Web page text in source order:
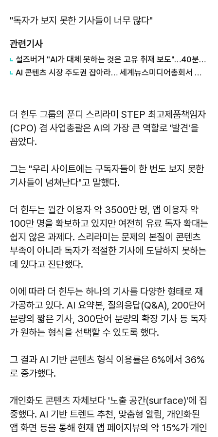
"독자가 보지 못한 기사들이 너무 많다"
관련기사
설즈버거 "AI가 대체 못하는 것은 고유 취재 보도"…40분간 언론의 존재 이유 역설
AI 콘텐츠 시장 주도권 잡아라… 세계뉴스미디어총회서 언론사 생존 전략 모색
더 힌두 그룹의 푼디 스리라미 STEP 최고제품책임자
(CPO) 겸 사업총괄은 AI의 가장 큰 역할로 '발견'을
꼽았다.
그는 "우리 사이트에는 구독자들이 한 번도 보지 못한
기사들이 넘쳐난다"고 말했다.
더 힌두는 월간 이용자 약 3500만 명, 앱 이용자 약
100만 명을 확보하고 있지만 여전히 유료 독자 확대는
쉽지 않은 과제다. 스리라미는 문제의 본질이 콘텐츠
부족이 아니라 독자가 적절한 기사에 도달하지 못하는
데 있다고 진단했다.
이에 따라 더 힌두는 하나의 기사를 다양한 형태로 재
가공하고 있다. AI 요약본, 질의응답(Q&A), 200단어
분량의 짧은 기사, 300단어 분량의 확장 기사 등 독자
가 원하는 형식을 선택할 수 있도록 했다.
그 결과 AI 기반 콘텐츠 형식 이용률은 6%에서 36%
로 증가했다.
개인화도 콘텐츠 자체보다 '노출 공간(surface)'에 집
중했다. AI 기반 트렌드 추천, 맞춤형 알림, 개인화된
앱 화면 등을 통해 현재 앱 페이지뷰의 약 15%가 개인